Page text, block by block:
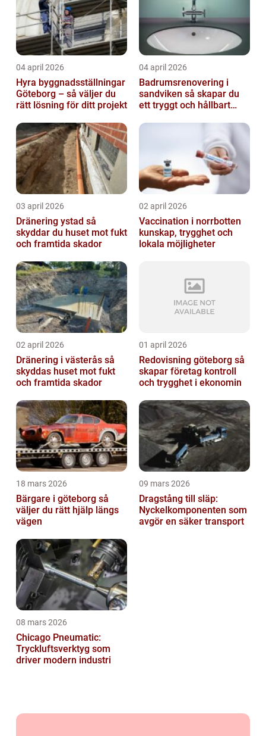
04 april 2026
Hyra byggnadsställningar
Göteborg – så väljer du
rätt lösning för ditt projekt
04 april 2026
Badrumsrenovering i
sandviken så skapar du
ett tryggt och hållbart
03 april 2026
Dränering ystad så
skyddar du huset mot fukt
och framtida skador
02 april 2026
Vaccination i norrbotten
kunskap, trygghet och
lokala möjligheter
02 april 2026
Dränering i västerås så
skyddas huset mot fukt
och framtida skador
01 april 2026
Redovisning göteborg så
skapar företag kontroll
och trygghet i ekonomin
18 mars 2026
Bärgare i göteborg så
väljer du rätt hjälp längs
vägen
09 mars 2026
Dragstång till släp:
Nyckelkomponenten som
avgör en säker transport
08 mars 2026
Chicago Pneumatic:
Tryckluftsverktyg som
driver modern industri